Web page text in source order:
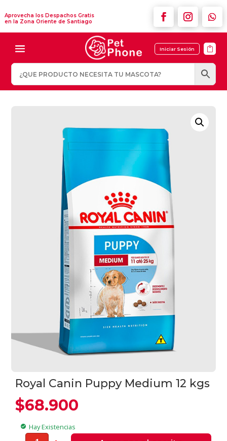
Aprovecha los Despachos Gratis
en la Zona Oriente de Santiago
Iniciar Sesión 
Royal Canin Puppy Medium 12 kgs
$68.900
check_circle Hay Existencias
Royal